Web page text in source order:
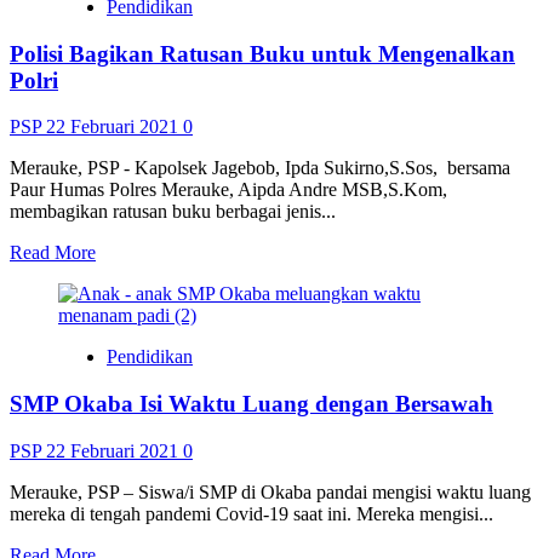
Bangun
Warga
PNG
Pendidikan
Polisi Bagikan Ratusan Buku untuk Mengenalkan
Polri
PSP 22 Februari 2021 0
Merauke, PSP - Kapolsek Jagebob, Ipda Sukirno,S.Sos, bersama
Paur Humas Polres Merauke, Aipda Andre MSB,S.Kom,
membagikan ratusan buku berbagai jenis...
Read MoreRead
about
Polisi
Ratusan
untuk
Polri
Pendidikan
SMP Okaba Isi Waktu Luang dengan Bersawah
PSP 22 Februari 2021 0
Merauke, PSP – Siswa/i SMP di Okaba pandai mengisi waktu luang
mereka di tengah pandemi Covid-19 saat ini. Mereka mengisi...
Read